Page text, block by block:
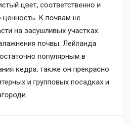
цвет, соответственно и
К почвам не
на засушливых участках.
почвы. Лейланда
популярным в
кедра, также он прекрасно
и групповых посадках и